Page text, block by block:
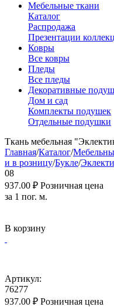
Мебельные ткани
Каталог
Распродажа
Презентации
Ковры
Все ковры
Пледы
Все пледы
Декоративные
Дом и сад
Комплекты подушек
Отдельные подушки
Ткань мебельная
Главная/Каталог/
и в розницу/Букле/
08
937.00 ₽ Розничная цена
за 1 пог. м.
В корзину
Артикул:
76277
937.00 ₽ Розничная цена